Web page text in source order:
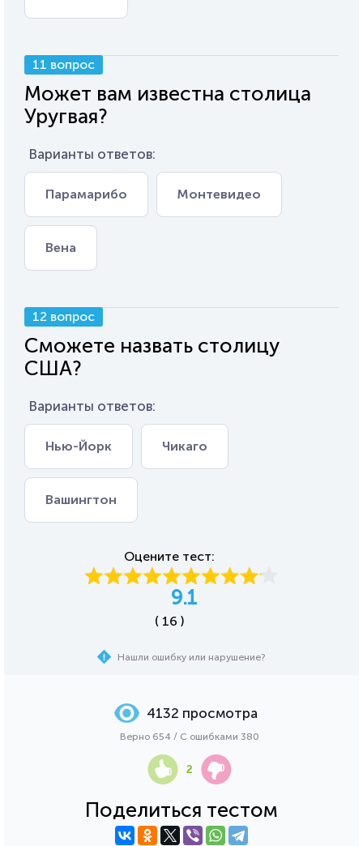
11 вопрос
Может вам известна столица
Уругвая?
Варианты ответов:
Парамарибо Монтевидео
Вена
12 вопрос
Сможете назвать столицу
США?
Варианты ответов:
Нью-Йорк Чикаго
Вашингтон
Оцените тест:
9.1
( 16 )
Нашли ошибку или нарушение?
Поделиться тестом
4132 просмотра
Верно 654 / С ошибками 380
2